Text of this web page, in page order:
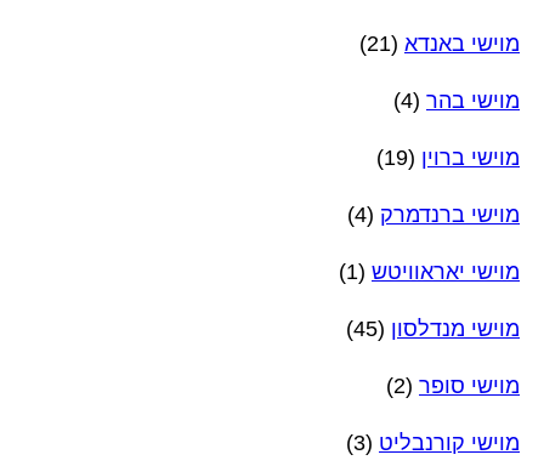
מוישי באנדא (21)
מוישי בהר (4)
מוישי ברוין (19)
מוישי ברנדמרק (4)
מוישי יאראוויטש (1)
מוישי מנדלסון (45)
מוישי סופר (2)
מוישי קורנבליט (3)